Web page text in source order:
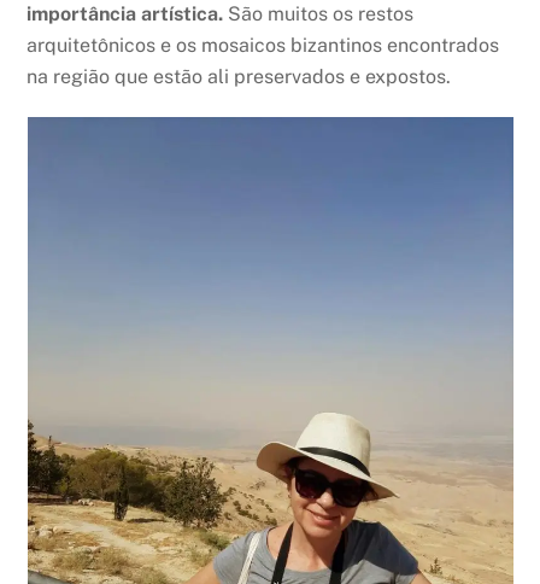
importância artística. São muitos os restos
arquitetônicos e os mosaicos bizantinos encontrados
na região que estão ali preservados e expostos.